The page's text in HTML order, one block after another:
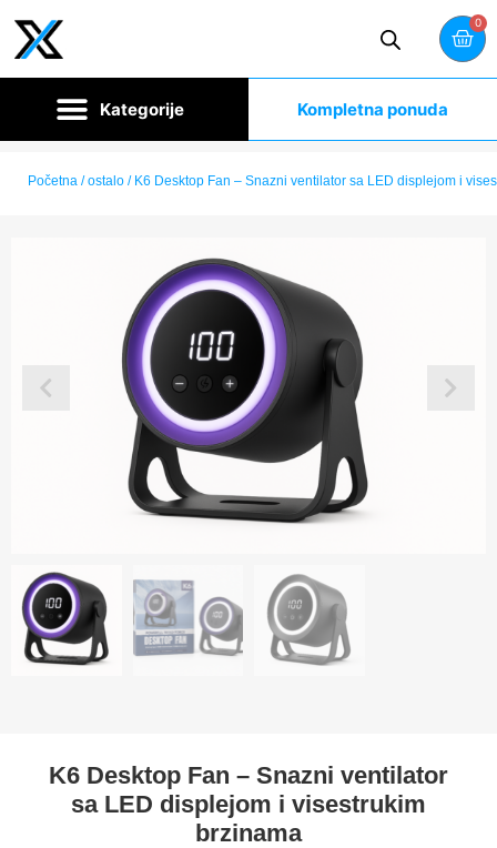
0
Kompletna ponuda
Početna /ostalo / K6 Desktop Fan – Snazni ventilator sa LED displejom i
K6 Desktop Fan – Snazni ventilator
sa LED displejom i visestrukim
brzinama